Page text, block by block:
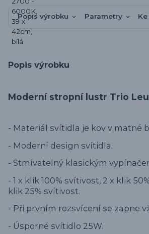
Popis výrobku Parametry
Popis výrobku
Moderní stropní lustr Trio
- Materiál svítidla je kov v matné
- Moderní design svítidla.
- Stmívatelný klasickým
- 1 x klik 100% svítivost, 2 x klik
klik 25% svítivost.
- Při prvním rozsvícení se zapne
- Úsporné svítidlo 25W.